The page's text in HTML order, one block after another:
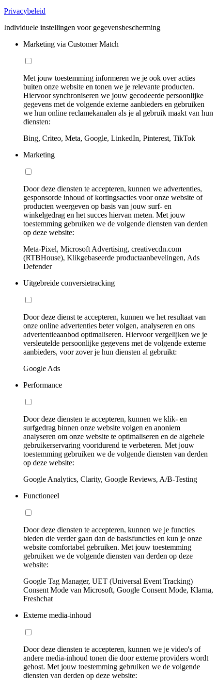
Privacybeleid
Individuele instellingen voor gegevensbescherming
Marketing via Customer Match
Met jouw toestemming informeren we je ook over acties
buiten onze website en tonen we je relevante producten.
Hiervoor synchroniseren we jouw gecodeerde persoonlijke
gegevens met de volgende externe aanbieders en gebruiken
we hun online reclamekanalen als je al gebruik maakt van hun
diensten:
Bing, Criteo, Meta, Google, LinkedIn, Pinterest, TikTok
Marketing
Door deze diensten te accepteren, kunnen we advertenties,
gesponsorde inhoud of kortingsacties voor onze website of
producten weergeven op basis van jouw surf- en
winkelgedrag en het succes hiervan meten. Met jouw
toestemming gebruiken we de volgende diensten van derden
op deze website:
Meta-Pixel, Microsoft Advertising, creativecdn.com
(RTBHouse), Klikgebaseerde productaanbevelingen, Ads
Defender
Uitgebreide conversietracking
Door deze dienst te accepteren, kunnen we het resultaat van
onze online advertenties beter volgen, analyseren en ons
advertentieaanbod optimaliseren. Hiervoor vergelijken we je
versleutelde persoonlijke gegevens met de volgende externe
aanbieders, voor zover je hun diensten al gebruikt:
Google Ads
Performance
Door deze diensten te accepteren, kunnen we klik- en
surfgedrag binnen onze website volgen en anoniem
analyseren om onze website te optimaliseren en de algehele
gebruikerservaring voortdurend te verbeteren. Met jouw
toestemming gebruiken we de volgende diensten van derden
op deze website:
Google Analytics, Clarity, Google Reviews, A/B-Testing
Functioneel
Door deze diensten te accepteren, kunnen we je functies
bieden die verder gaan dan de basisfuncties en kun je onze
website comfortabel gebruiken. Met jouw toestemming
gebruiken we de volgende diensten van derden op deze
website:
Google Tag Manager, UET (Universal Event Tracking)
Consent Mode van Microsoft, Google Consent Mode, Klarna,
Freshchat
Externe media-inhoud
Door deze diensten te accepteren, kunnen we je video's of
andere media-inhoud tonen die door externe providers wordt
gehost. Met jouw toestemming gebruiken we de volgende
diensten van derden op deze website: